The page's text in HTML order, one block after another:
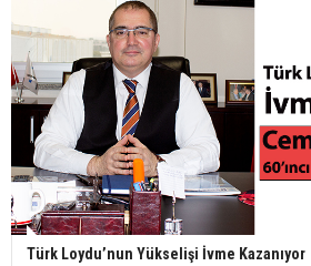
Türk Loydu’nun Yükselişi İvme Kazanıyor